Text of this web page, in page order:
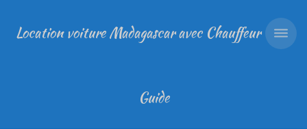
Location voiture Madagascar avec Chauffeur
Guide